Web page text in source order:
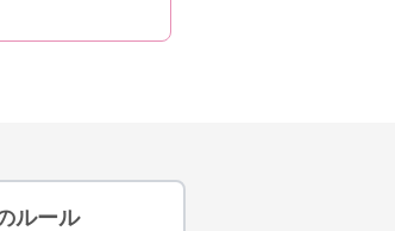
ルール